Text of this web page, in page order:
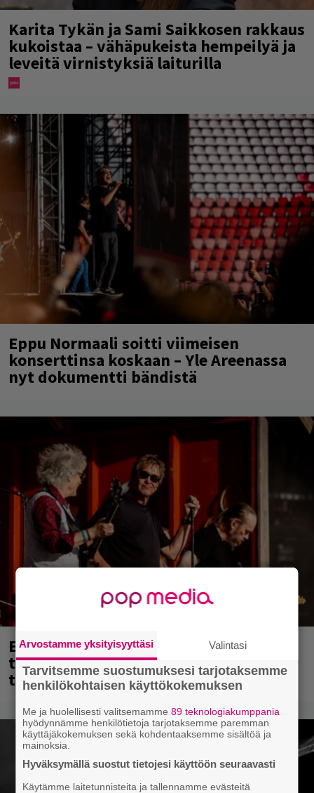
Karita Tykän ja Sami Saikkosen rakkaus
kukoistaa – vähäpukeista hempeilyä ja
leveitä virnistyksiä laiturilla
Eppu Normaali soitti viimeisen
konserttinsa koskaan – Yle Areenassa
nyt dokumentti bändistä
Eppu Normaalin viimeinen keikka
tänään – katso kuvagalleria torstailta
täältä
Arvostamme yksityisyyttäsi Valintasi
Tarvitsemme suostumuksesi tarjotaksemme
henkilökohtaisen käyttökokemuksen
Me ja huolellisesti valitsemamme89 teknologiakumppania
hyödynnämme henkilötietoja tarjotaksemme paremman
käyttäjäkokemuksen sekä kohdentaaksemme sisältöä ja
mainoksia.
Hyväksymällä suostut tietojesi käyttöön seuraavasti
Käytämme laitetunnisteita ja tallennamme evästeitä